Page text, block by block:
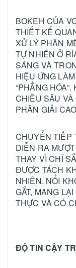
BOKEH CỦA
THIẾT KẾ
XỬ LÝ PHẦN
TỰ NHIÊN Ở
SÁNG VÀ
HIỆU ỨNG
“PHẲNG
CHIỀU SÂU
PHÂN GIẢI
CHUYỂN TIẾP
DIỄN RA
THAY VÌ CHỈ
ĐƯỢC TÁCH
NHIÊN, NỔI
GẮT, MANG
THỰC VÀ CÓ
ĐỘ TIN CẬY